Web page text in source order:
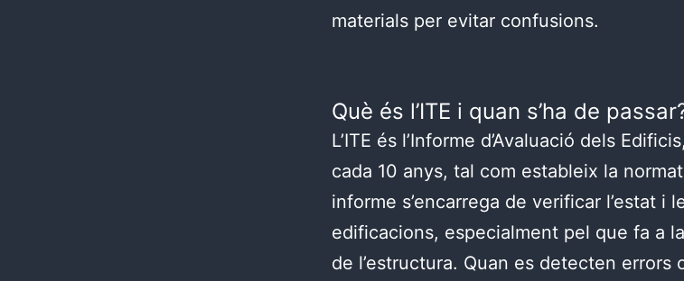
materials per evitar confusions.
Què és l’ITE i quan s’ha de
L’ITE és l’Informe d’Avaluació dels
cada 10 anys, tal com estableix la
informe s’encarrega de verificar l’estat i
edificacions, especialment pel que fa a
de l’estructura. Quan es detecten errors